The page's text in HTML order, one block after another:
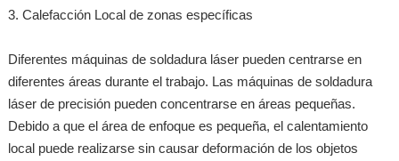
3. Calefacción Local de zonas específicas
Diferentes máquinas de soldadura láser pueden centrarse en
diferentes áreas durante el trabajo. Las máquinas de soldadura
láser de precisión pueden concentrarse en áreas pequeñas.
Debido a que el área de enfoque es pequeña, el calentamiento
local puede realizarse sin causar deformación de los objetos